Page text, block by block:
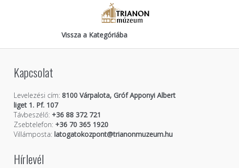
Vissza a Kategóriába
Kapcsolat
Levelezési cím: 8100 Várpalota, Gróf Apponyi Albert
liget 1. Pf. 107
Távbeszélő: +36 88 372 721
Zsebtelefon: +36 70 365 1920
Villámposta: latogatokozpont@trianonmuzeum.hu
Hírlevél